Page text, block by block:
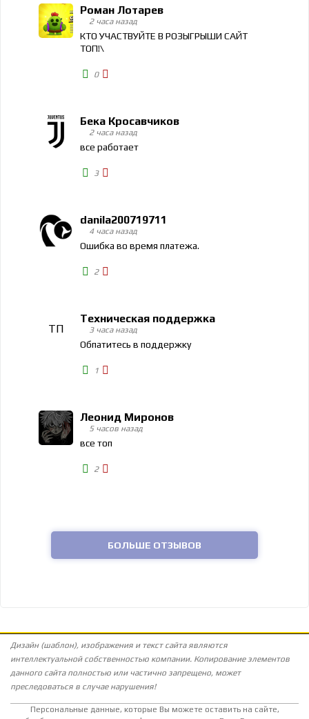
Роман Лотарев
2 часа назад
КТО УЧАСТВУЙТЕ В РОЗЫГРЫШИ САЙТ
ТОП!\
0
Бека Кросавчиков
2 часа назад
все работает
3
danila200719711
4 часа назад
Ошибка во время платежа.
2
ТП
Техническая поддержка
3 часа назад
Обпатитесь в поддержку
1
Леонид Миронов
5 часов назад
все топ
2
БОЛЬШЕ ОТЗЫВОВ
Дизайн (шаблон), изображения и текст сайта являются
интеллектуальной собственностью компании. Копирование элементов
данного сайта полностью или частично запрещено, может
преследоваться в случае нарушения!
Персональные данные, которые Вы можете оставить на сайте,